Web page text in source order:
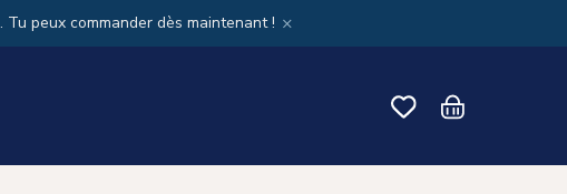
. Tu peux commander dès maintenant ! ×